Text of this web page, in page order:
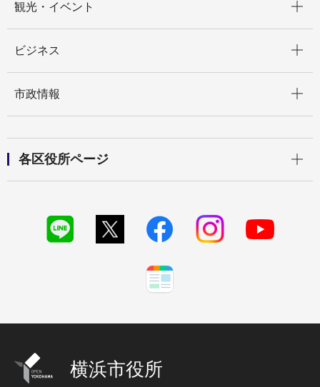
観光・イベント
ビジネス
市政情報
各区役所ページ
横浜市役所